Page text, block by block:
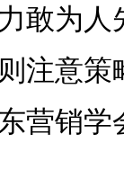
敢为人
注意策
营销学